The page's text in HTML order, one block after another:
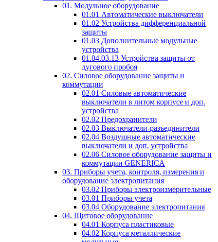
01. Модульное оборудование
01.01 Автоматические выключатели
01.02 Устройства дифференциальной
защиты
01.03 Дополнительные модульные
устройства
01.04.03.13 Устройства защиты от
дугового пробоя
02. Силовое оборудование защиты и
коммутации
02.01 Силовые автоматические
выключатели в литом корпусе и доп.
устройства
02.02 Предохранители
02.03 Выключатели-разъединители
02.04 Воздушные автоматические
выключатели и доп. устройства
02.06 Силовое оборудование защиты и
коммутации GENERICA
03. Приборы учета, контроля, измерения и
оборудование электропитания
03.02 Приборы электроизмерительные
03.01 Приборы учета
03.04 Оборудование электропитания
04. Щитовое оборудование
04.01 Корпуса пластиковые
04.02 Корпуса металлические